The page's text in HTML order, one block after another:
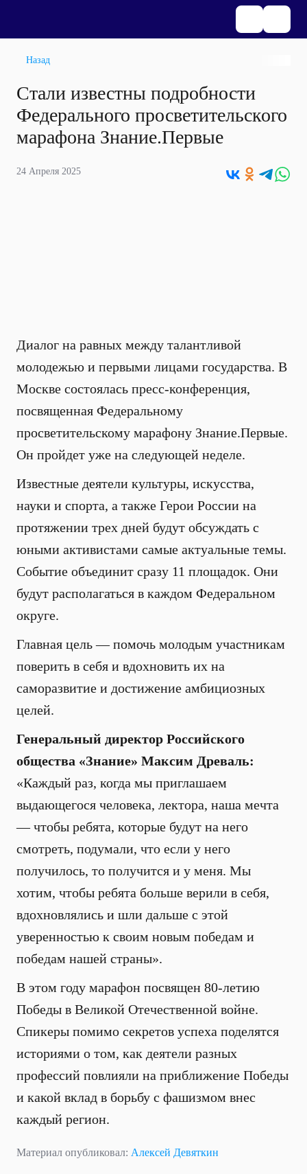
Назад
Стали известны подробности
Федерального просветительского
марафона Знание.Первые
24 Апреля 2025
Диалог на равных между талантливой
молодежью и первыми лицами государства. В
Москве состоялась пресс-конференция,
посвященная Федеральному
просветительскому марафону Знание.Первые.
Он пройдет уже на следующей неделе.
Известные деятели культуры, искусства,
науки и спорта, а также Герои России на
протяжении трех дней будут обсуждать с
юными активистами самые актуальные темы.
Событие объединит сразу 11 площадок. Они
будут располагаться в каждом Федеральном
округе.
Главная цель — помочь молодым участникам
поверить в себя и вдохновить их на
саморазвитие и достижение амбициозных
целей.
Генеральный директор Российского
общества «Знание» Максим Древаль:
«Каждый раз, когда мы приглашаем
выдающегося человека, лектора, наша мечта
— чтобы ребята, которые будут на него
смотреть, подумали, что если у него
получилось, то получится и у меня. Мы
хотим, чтобы ребята больше верили в себя,
вдохновлялись и шли дальше с этой
уверенностью к своим новым победам и
победам нашей страны».
В этом году марафон посвящен 80-летию
Победы в Великой Отечественной войне.
Спикеры помимо секретов успеха поделятся
историями о том, как деятели разных
профессий повлияли на приближение Победы
и какой вклад в борьбу с фашизмом внес
каждый регион.
Материал опубликовал: Алексей Девяткин